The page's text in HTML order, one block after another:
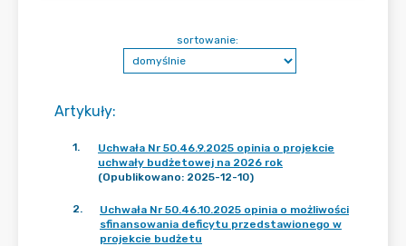
Artykuły:
sortowanie:
1.
Uchwała Nr 50.46.9.2025 opinia o projekcie
uchwały budżetowej na 2026 rok
(Opublikowano: 2025-12-10)
2.
Uchwała Nr 50.46.10.2025 opinia o możliwości
sfinansowania deficytu przedstawionego w
projekcie budżetu